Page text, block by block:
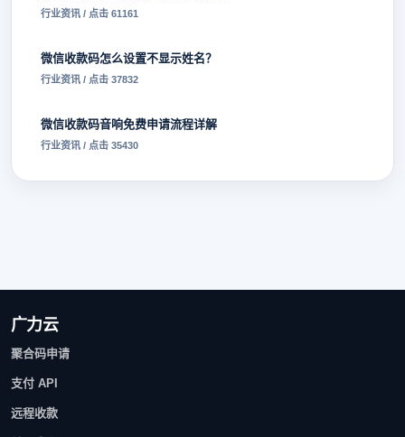
行业资讯 / 点击 61161
微信收款码怎么设置不显示姓名？
行业资讯 / 点击 37832
微信收款码音响免费申请流程详解
行业资讯 / 点击 35430
广力云
聚合码申请
支付 API
远程收款